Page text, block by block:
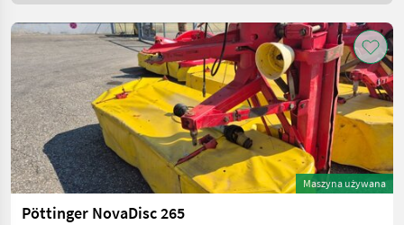
Maszyna używana
Pöttinger NovaDisc 265